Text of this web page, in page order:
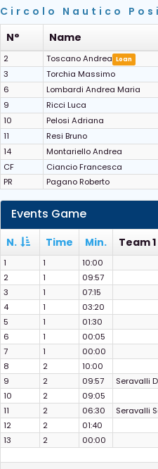
Circolo Nautico
N°
Name
2 Toscano Andrea Loan
3
Torchia Massimo
6
Lombardi Andrea Maria
9
Ricci Luca
10
Pelosi Adriana
11
Resi Bruno
14
Montariello Andrea
CF
Ciancio Francesca
PR
Pagano Roberto
Events Game
N. Time Min. Team 1
1 1 10:00
2
1 09:57
3
1 07:15
4
1 03:20
5
1 01:30
6
1 00:05
7
1 00:00
8
2 10:00
9
2 09:57 Seravalli
10
2 09:05
11
2 06:30 Seravalli
12
2 01:40
13
2 00:00